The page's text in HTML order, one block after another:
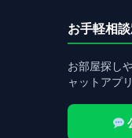
お手軽相
お部屋探し
ャットアプ